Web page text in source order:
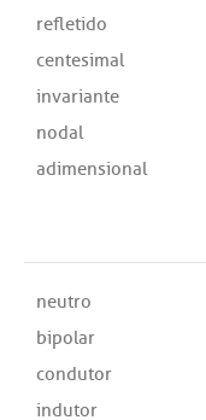
refletido
centesimal
invariante
nodal
adimensional
neutro
bipolar
condutor
indutor